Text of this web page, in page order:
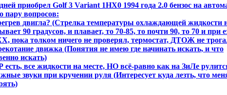
приобрел Golf 3 Variant 1НХ0 1994 года 2.0 бензос на
пару вопросов:
двигла? (Стрелка температуры охлаждающей жидкости
90 градусов, и плавает, то 70-85, то почти 90, то 70 и при
пока толком ничего не проверял, термостат, ДТОЖ не
движка (Понятия не имею где начинать искать, и что
искать)
есть, все жидкости на месте, НО всё-равно как на ЗиЛе
звуки при кручении руля (Интересует куда лезть, что